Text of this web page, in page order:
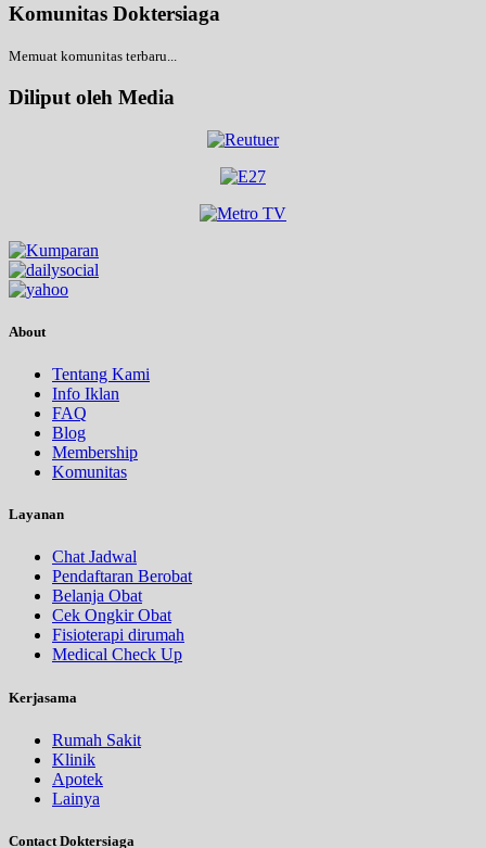
Komunitas Doktersiaga
Memuat komunitas terbaru...
Diliput oleh Media
About
Tentang Kami
Info Iklan
FAQ
Blog
Membership
Komunitas
Layanan
Chat Jadwal
Pendaftaran Berobat
Belanja Obat
Cek Ongkir Obat
Fisioterapi dirumah
Medical Check Up
Kerjasama
Rumah Sakit
Klinik
Apotek
Lainya
Contact Doktersiaga